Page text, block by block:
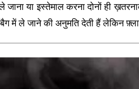
या इस्तेमाल करना दोनों ही
ले जाने की अनुमति देती हैं लेकिन